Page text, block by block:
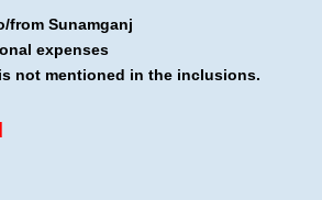
from Sunamganj
expenses
not mentioned in the inclusions.